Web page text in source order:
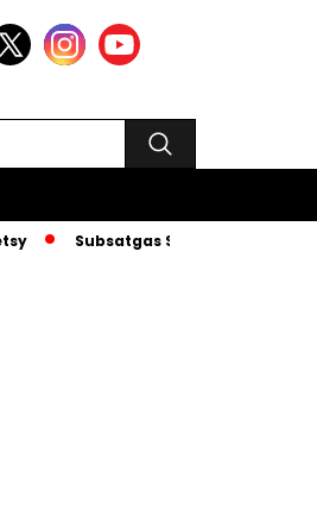
Subsatgas Si-Ipar Terus Konsisten